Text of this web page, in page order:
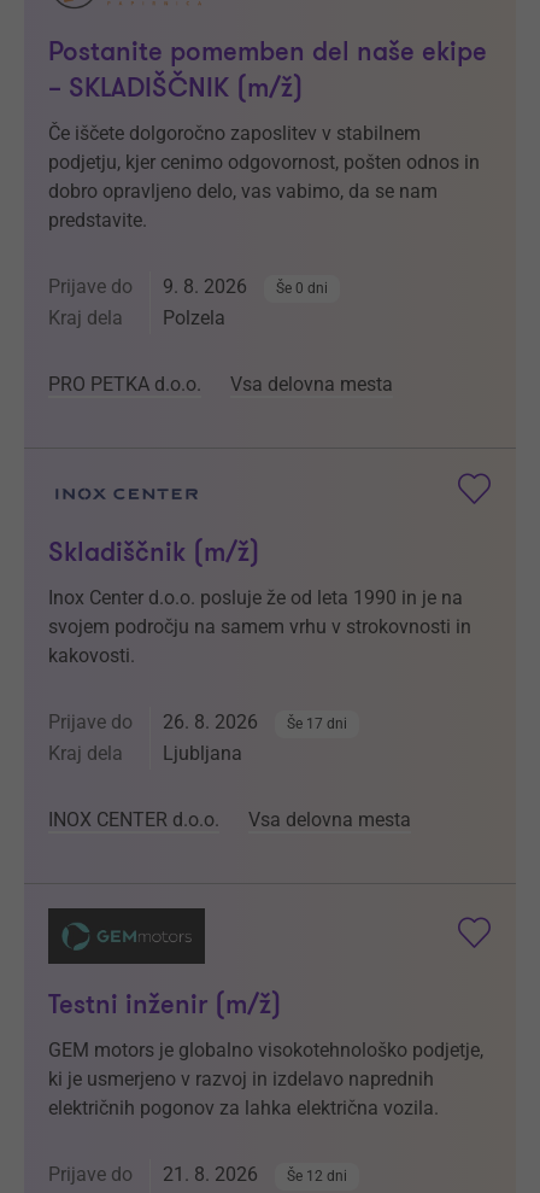
Postanite pomemben del naše ekipe
– SKLADIŠČNIK (m/ž)
Če iščete dolgoročno zaposlitev v stabilnem
podjetju, kjer cenimo odgovornost, pošten odnos in
dobro opravljeno delo, vas vabimo, da se nam
predstavite.
Prijave do 9. 8. 2026 Še 0 dni
Kraj dela Polzela
PRO PETKA d.o.o. Vsa delovna mesta
Skladiščnik (m/ž)
Inox Center d.o.o. posluje že od leta 1990 in je na
svojem področju na samem vrhu v strokovnosti in
kakovosti.
Prijave do 26. 8. 2026 Še 17 dni
Kraj dela Ljubljana
INOX CENTER d.o.o. Vsa delovna mesta
Testni inženir (m/ž)
GEM motors je globalno visokotehnološko podjetje,
ki je usmerjeno v razvoj in izdelavo naprednih
električnih pogonov za lahka električna vozila.
Prijave do 21. 8. 2026 Še 12 dni